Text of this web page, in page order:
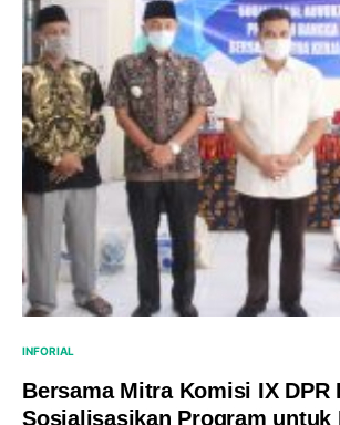
INFORIAL
Bersama Mitra Komisi IX DPR
Sosialisasikan Program untuk